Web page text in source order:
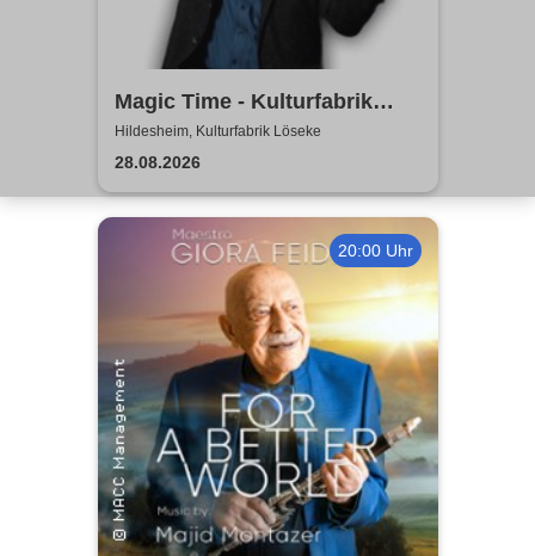
Magic Time - Kulturfabrik
Löseke
Hildesheim, Kulturfabrik Löseke
28.08.2026
20:00 Uhr